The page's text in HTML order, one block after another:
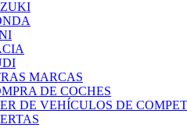
MARCAS
DE COCHES
DE VEHÍCULOS DE